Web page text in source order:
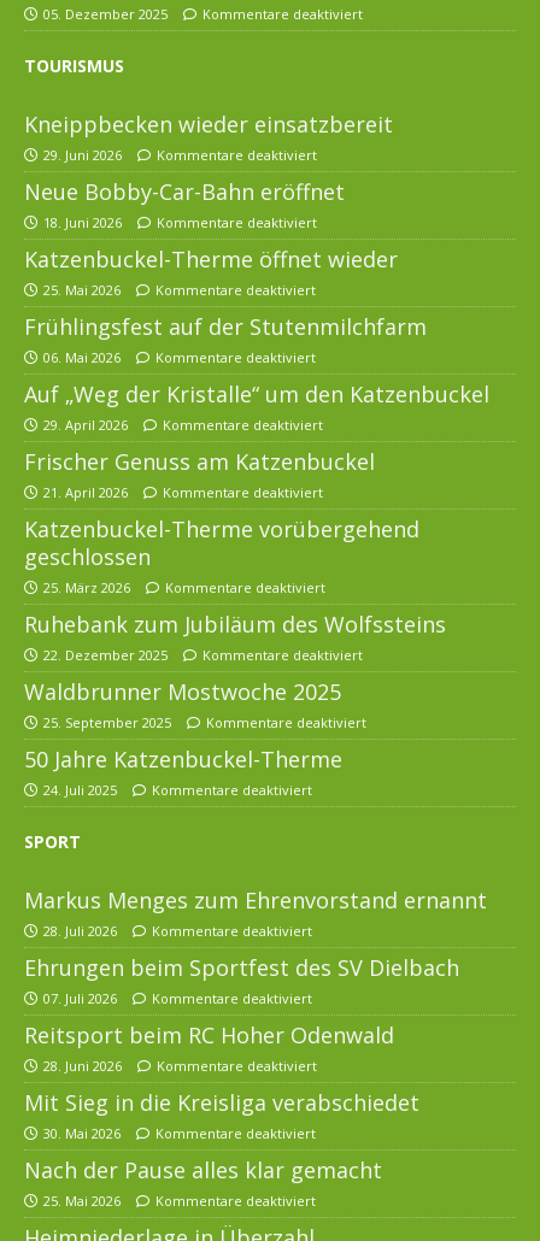
05. Dezember 2025 Kommentare deaktiviert
TOURISMUS
Kneippbecken wieder einsatzbereit
29. Juni 2026 Kommentare deaktiviert
Neue Bobby-Car-Bahn eröffnet
18. Juni 2026 Kommentare deaktiviert
Katzenbuckel-Therme öffnet wieder
25. Mai 2026 Kommentare deaktiviert
Frühlingsfest auf der Stutenmilchfarm
06. Mai 2026 Kommentare deaktiviert
Auf „Weg der Kristalle“ um den Katzenbuckel
29. April 2026 Kommentare deaktiviert
Frischer Genuss am Katzenbuckel
21. April 2026 Kommentare deaktiviert
Katzenbuckel-Therme vorübergehend
geschlossen
25. März 2026 Kommentare deaktiviert
Ruhebank zum Jubiläum des Wolfssteins
22. Dezember 2025 Kommentare deaktiviert
Waldbrunner Mostwoche 2025
25. September 2025 Kommentare deaktiviert
50 Jahre Katzenbuckel-Therme
24. Juli 2025 Kommentare deaktiviert
SPORT
Markus Menges zum Ehrenvorstand ernannt
28. Juli 2026 Kommentare deaktiviert
Ehrungen beim Sportfest des SV Dielbach
07. Juli 2026 Kommentare deaktiviert
Reitsport beim RC Hoher Odenwald
28. Juni 2026 Kommentare deaktiviert
Mit Sieg in die Kreisliga verabschiedet
30. Mai 2026 Kommentare deaktiviert
Nach der Pause alles klar gemacht
25. Mai 2026 Kommentare deaktiviert